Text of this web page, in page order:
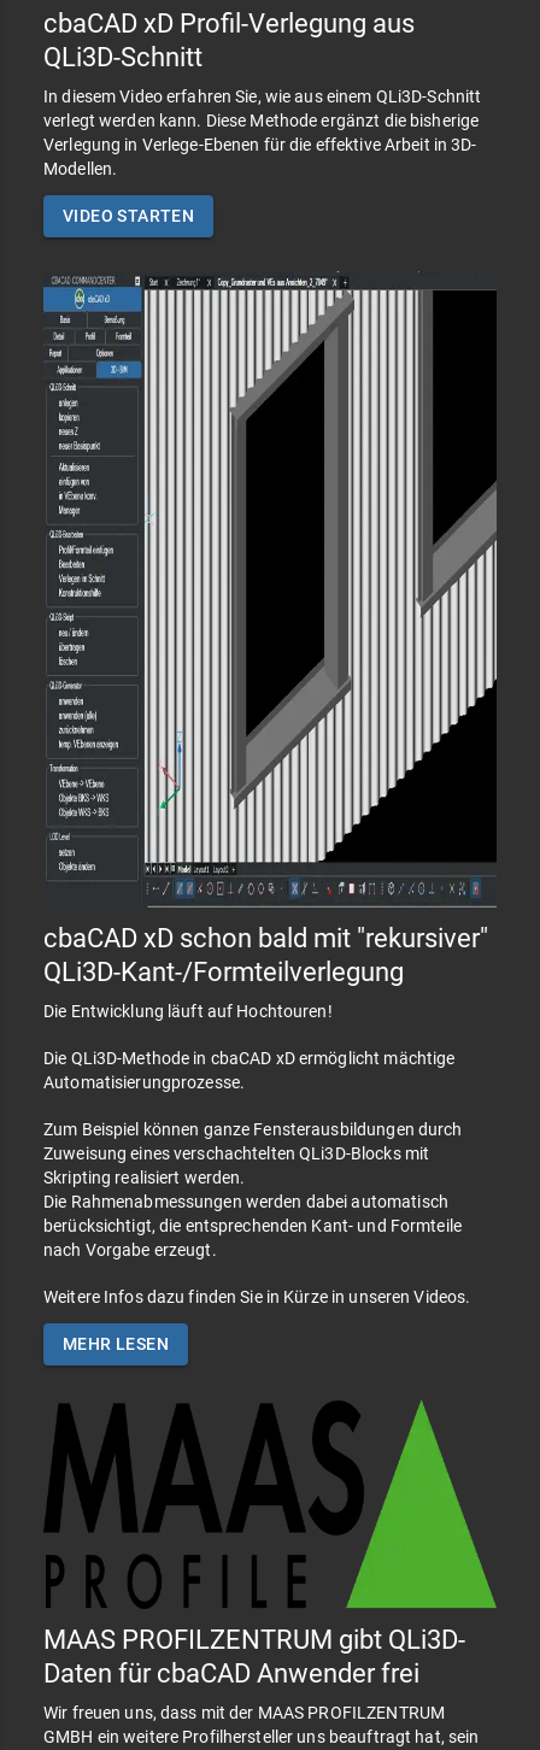
cbaCAD xD Profil-Verlegung aus
QLi3D-Schnitt
In diesem Video erfahren Sie, wie aus einem QLi3D-Schnitt
verlegt werden kann. Diese Methode ergänzt die bisherige
Verlegung in Verlege-Ebenen für die effektive Arbeit in 3D-
Modellen.
VIDEO STARTEN
cbaCAD xD schon bald mit "rekursiver"
QLi3D-Kant-/Formteilverlegung
Die Entwicklung läuft auf Hochtouren!
Die QLi3D-Methode in cbaCAD xD ermöglicht mächtige
Automatisierungprozesse.
Zum Beispiel können ganze Fensterausbildungen durch
Zuweisung eines verschachtelten QLi3D-Blocks mit
Skripting realisiert werden.
Die Rahmenabmessungen werden dabei automatisch
berücksichtigt, die entsprechenden Kant- und Formteile
nach Vorgabe erzeugt.
Weitere Infos dazu finden Sie in Kürze in unseren Videos.
MEHR LESEN
MAAS PROFILZENTRUM gibt QLi3D-
Daten für cbaCAD Anwender frei
Wir freuen uns, dass mit der MAAS PROFILZENTRUM
GMBH ein weitere Profilhersteller uns beauftragt hat, sein